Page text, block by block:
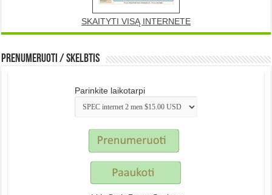
SKAITYTI VISĄ INTERNETE
Prenumeruoti / Skelbtis
Parinkite laikotarpi